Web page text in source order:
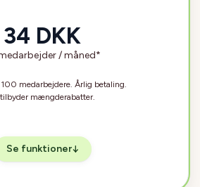
34 DKK
/ måned*
medarbejdere. Årlig betaling.
mængderabatter.
Se funktioner↓